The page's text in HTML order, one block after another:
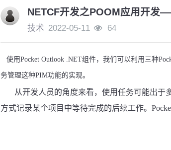
NETCF开发之POOM应用开发
技术 2022-05-11 64
使用Pocket Outlook .NET组件，我们可以利用三种
务管理这种PIM功能的实现。
从开发人员的角度来看，使用任务可能出于
方式记录某个项目中等待完成的后续工作。